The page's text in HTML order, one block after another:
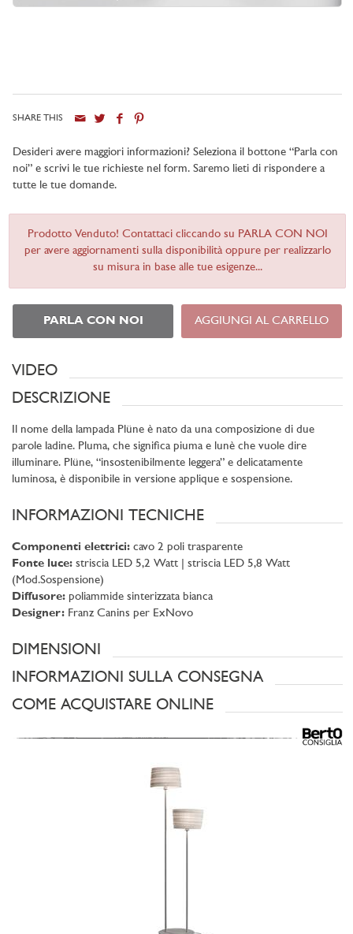
SHARE THIS
Desideri avere maggiori informazioni? Seleziona il bottone “Parla con
noi” e scrivi le tue richieste nel form. Saremo lieti di rispondere a
tutte le tue domande.
Prodotto Venduto! Contattaci cliccando su PARLA CON NOI
per avere aggiornamenti sulla disponibilità oppure per realizzarlo
su misura in base alle tue esigenze...
PARLA CON NOI AGGIUNGI AL CARRELLO
VIDEO
DESCRIZIONE
Il nome della lampada Plüne è nato da una composizione di due
parole ladine. Pluma, che significa piuma e lunè che vuole dire
illuminare. Plüne, “insostenibilmente leggera” e delicatamente
luminosa, è disponibile in versione applique e sospensione.
INFORMAZIONI TECNICHE
Componenti elettrici: cavo 2 poli trasparente
Fonte luce: striscia LED 5,2 Watt | striscia LED 5,8 Watt
(Mod.Sospensione)
Diffusore: poliammide sinterizzata bianca
Designer: Franz Canins per ExNovo
DIMENSIONI
INFORMAZIONI SULLA CONSEGNA
COME ACQUISTARE ONLINE